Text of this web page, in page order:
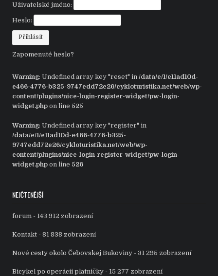
Uživatelské jméno:
Heslo:
Zapomenuté heslo?
Warning: Undefined array key "reset" in /data/e/1/e11ad10d-
e466-4776-b325-9747edd72e26/cykloturistika.net/web/wp-
content/plugins/nice-login-register-widget/pw-login-
widget.php on line 525
Warning: Undefined array key "register" in
/data/e/1/e11ad10d-e466-4776-b325-
9747edd72e26/cykloturistika.net/web/wp-
content/plugins/nice-login-register-widget/pw-login-
widget.php on line 526
NEJČTENĚJŠÍ
forum - 143 912 zobrazení
Kontakt - 81 838 zobrazení
Nové cesty okolo Čebovskej Bukoviny - 31 295 zobrazení
Bicykel po operácii platničky - 15 277 zobrazení